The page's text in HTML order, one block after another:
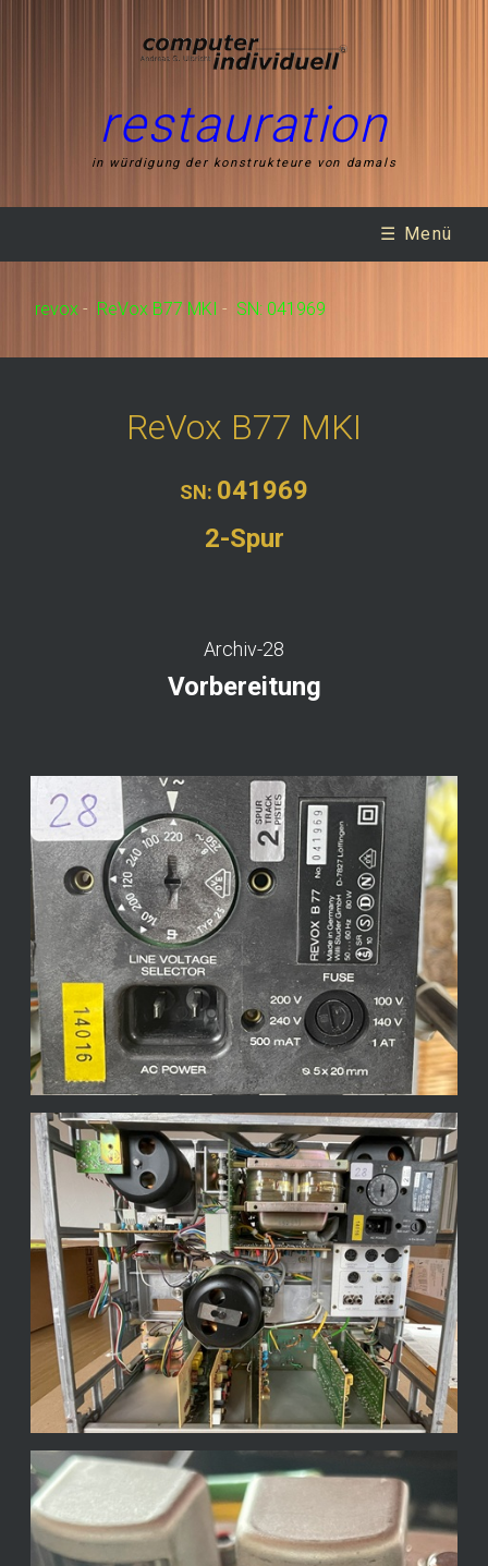
restauration
in würdigung der konstrukteure von damals
☰ Menü
revox - ReVox B77 MKI - SN: 041969
ReVox B77 MKI
SN: 041969
2-Spur
Archiv-28
Vorbereitung